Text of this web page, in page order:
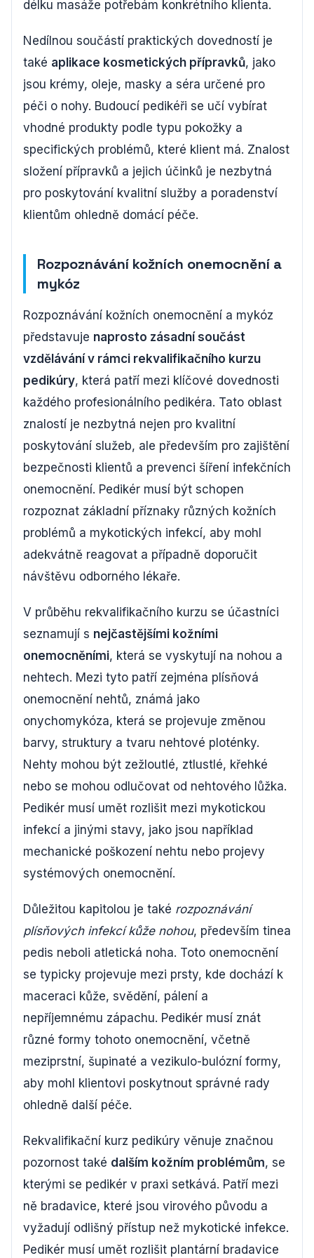
délku masáže potřebám konkrétního klienta.
Nedílnou součástí praktických dovedností je
také aplikace kosmetických přípravků, jako
jsou krémy, oleje, masky a séra určené pro
péči o nohy. Budoucí pedikéři se učí vybírat
vhodné produkty podle typu pokožky a
specifických problémů, které klient má. Znalost
složení přípravků a jejich účinků je nezbytná
pro poskytování kvalitní služby a poradenství
klientům ohledně domácí péče.
Rozpoznávání kožních onemocnění a
mykóz
Rozpoznávání kožních onemocnění a mykóz
představuje naprosto zásadní součást
vzdělávání v rámci rekvalifikačního kurzu
pedikúry, která patří mezi klíčové dovednosti
každého profesionálního pedikéra. Tato oblast
znalostí je nezbytná nejen pro kvalitní
poskytování služeb, ale především pro zajištění
bezpečnosti klientů a prevenci šíření infekčních
onemocnění. Pedikér musí být schopen
rozpoznat základní příznaky různých kožních
problémů a mykotických infekcí, aby mohl
adekvátně reagovat a případně doporučit
návštěvu odborného lékaře.
V průběhu rekvalifikačního kurzu se účastníci
seznamují s nejčastějšími kožními
onemocněními, která se vyskytují na nohou a
nehtech. Mezi tyto patří zejména plísňová
onemocnění nehtů, známá jako
onychomykóza, která se projevuje změnou
barvy, struktury a tvaru nehtové ploténky.
Nehty mohou být zežloutlé, ztlustlé, křehké
nebo se mohou odlučovat od nehtového lůžka.
Pedikér musí umět rozlišit mezi mykotickou
infekcí a jinými stavy, jako jsou například
mechanické poškození nehtu nebo projevy
systémových onemocnění.
Důležitou kapitolou je také rozpoznávání
plísňových infekcí kůže nohou, především tinea
pedis neboli atletická noha. Toto onemocnění
se typicky projevuje mezi prsty, kde dochází k
maceraci kůže, svědění, pálení a
nepříjemnému zápachu. Pedikér musí znát
různé formy tohoto onemocnění, včetně
meziprstní, šupinaté a vezikulo-bulózní formy,
aby mohl klientovi poskytnout správné rady
ohledně další péče.
Rekvalifikační kurz pedikúry věnuje značnou
pozornost také dalším kožním problémům, se
kterými se pedikér v praxi setkává. Patří mezi
ně bradavice, které jsou virového původu a
vyžadují odlišný přístup než mykotické infekce.
Pedikér musí umět rozlišit plantární bradavice